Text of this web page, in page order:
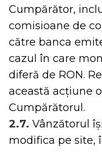
Cumpărător,
comisioane de
către banca
cazul în care
diferă de RON.
această acțiune
Cumpărătorul.
2.7. Vânzătorul
modifica pe site,